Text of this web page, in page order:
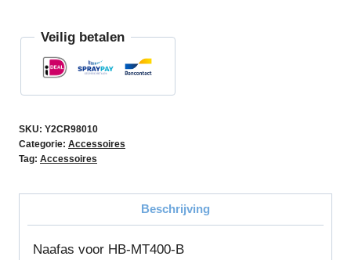
Veilig betalen
SKU: Y2CR98010
Categorie: Accessoires
Tag: Accessoires
Beschrijving
Naafas voor HB-MT400-B